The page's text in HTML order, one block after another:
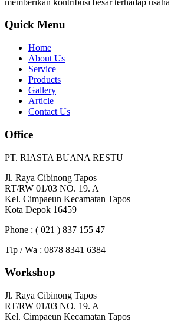
Quick Menu
Home
About Us
Service
Products
Gallery
Article
Contact Us
Office
PT. RIASTA BUANA RESTU
Jl. Raya Cibinong Tapos
RT/RW 01/03 NO. 19. A
Kel. Cimpaeun Kecamatan Tapos
Kota Depok 16459
Phone : ( 021 ) 837 155 47
Tlp / Wa : 0878 8341 6384
Workshop
Jl. Raya Cibinong Tapos
RT/RW 01/03 NO. 19. A
Kel. Cimpaeun Kecamatan Tapos